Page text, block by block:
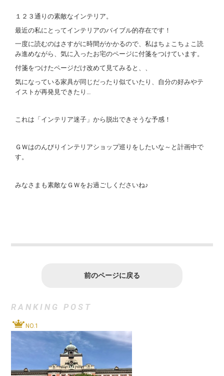
１２３通りの素敵なインテリア。
最近の私にとってインテリアのバイブル的存在です！
一度に読むのはさすがに時間がかかるので、私はちょこちょこ読
み進めながら、気に入ったお宅のページに付箋をつけています。
付箋をつけたページだけ改めて見てみると、、
気になっている家具が同じだったり似ていたり、自分の好みやテ
イストが再発見できたり…
これは「インテリア迷子」から脱出できそうな予感！
ＧＷはのんびりインテリアショップ巡りをしたいな～と計画中で
す。
みなさまも素敵なＧＷをお過ごしくださいね♪
前のページに戻る
RANKING POST
NO.1